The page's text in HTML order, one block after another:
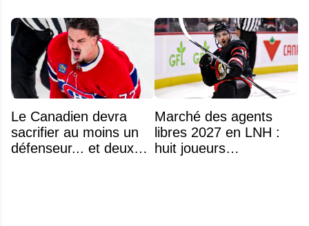
Le Canadien devra
sacrifier au moins un
défenseur... et deux
Marché des agents
libres 2027 en LNH :
huit joueurs